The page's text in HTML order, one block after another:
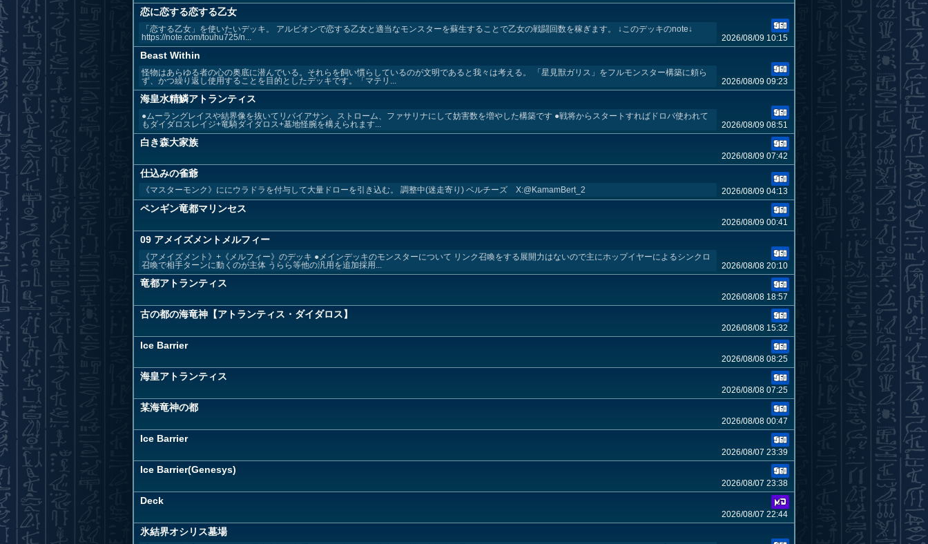
恋に恋する恋する乙女
「恋する乙女」を使いたいデッキ。 アルビオンで恋する乙女と適当なモンスターを蘇生することで乙女の戦闘回数を稼ぎます。 ↓このデッキのnote↓
https://note.com/touhu725/n...
2026/08/09 10:15
Beast Within
怪物はあらゆる者の心の奥底に潜んでいる。それらを飼い慣らしているのが文明であると我々は考える。 「星見獣ガリス」をフルモンスター構築に頼ら
ず、かつ繰り返し使用することを目的としたデッキです。「マテリ...
2026/08/09 09:23
海皇水精鱗アトランティス
●ムーラングレイスや結界像を抜いてリバイアサン、ストローム、ファサリナにして妨害数を増やした構築です ●戦将からスタートすればドロバ使われて
もダイダロスレイジ+竜騎ダイダロス+墓地怪腕を構えられます...
2026/08/09 08:51
白き森大家族
2026/08/09 07:42
仕込みの雀爺
《マスターモンク》ににウラドラを付与して大量ドローを引き込む。 調整中(迷走寄り) ベルチーズ X:@KamamBert_2 2026/08/09 04:13
ペンギン竜都マリンセス
2026/08/09 00:41
09 アメイズメントメルフィー
《アメイズメント》+《メルフィー》のデッキ ●メインデッキのモンスターについて リンク召喚をする展開力はないので主にホップイヤーによるシンクロ
召喚で相手ターンに動くのが主体 うらら等他の汎用を追加採用...
2026/08/08 20:10
竜都アトランティス
2026/08/08 18:57
古の都の海竜神【アトランティス・ダイダロス】
2026/08/08 15:32
Ice Barrier
2026/08/08 08:25
海皇アトランティス
2026/08/08 07:25
某海竜神の都
2026/08/08 00:47
Ice Barrier
2026/08/07 23:39
Ice Barrier(Genesys)
2026/08/07 23:38
Deck
2026/08/07 22:44
氷結界オシリス墓場